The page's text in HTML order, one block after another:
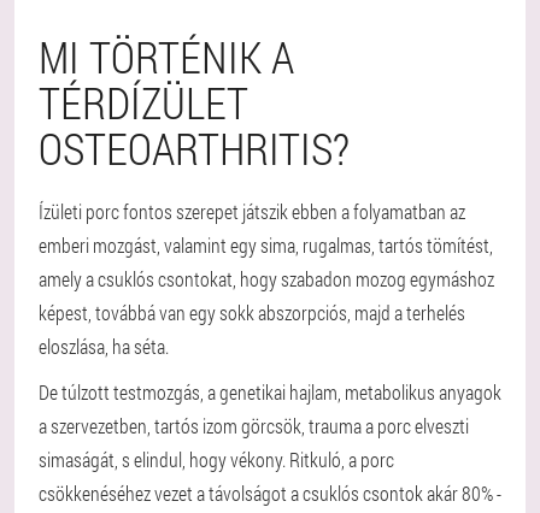
MI TÖRTÉNIK A
TÉRDÍZÜLET
OSTEOARTHRITIS?
Ízületi porc fontos szerepet játszik ebben a folyamatban az
emberi mozgást, valamint egy sima, rugalmas, tartós tömítést,
amely a csuklós csontokat, hogy szabadon mozog egymáshoz
képest, továbbá van egy sokk abszorpciós, majd a terhelés
eloszlása, ha séta.
De túlzott testmozgás, a genetikai hajlam, metabolikus anyagok
a szervezetben, tartós izom görcsök, trauma a porc elveszti
simaságát, s elindul, hogy vékony. Ritkuló, a porc
csökkenéséhez vezet a távolságot a csuklós csontok akár 80% -